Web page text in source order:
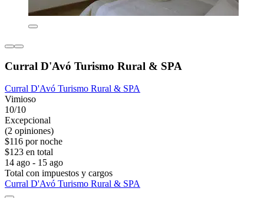
Curral D'Avó Turismo Rural & SPA
Curral D'Avó Turismo Rural & SPA
Vimioso
10/10
Excepcional
(2 opiniones)
$116 por noche
$123 en total
14 ago - 15 ago
Total con impuestos y cargos
Curral D'Avó Turismo Rural & SPA